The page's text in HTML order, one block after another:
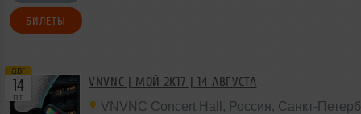
БИЛЕТЫ
авг
14
пт
VNVNC | МОЙ 2К17 | 14 АВГУСТА
VNVNC Concert Hall , Россия , Санкт-